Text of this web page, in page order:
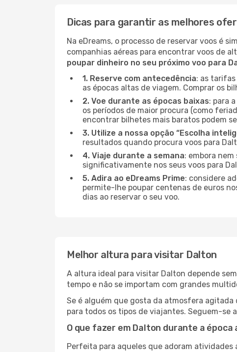
Dicas para garantir as melhores
Na eDreams, o processo de reservar voos é
companhias aéreas para encontrar voos de
poupar dinheiro no seu próximo voo para
1. Reserve com antecedência: as
as épocas altas de viagem. Comprar os
2. Voe durante as épocas baixas: para
os períodos de maior procura (como
encontrar bilhetes mais baratos podem
3. Utilize a nossa opção “Escolha
resultados quando procura voos para
4. Viaje durante a semana: embora
significativamente nos seus voos para
5. Adira ao eDreams Prime: considere
permite-lhe poupar centenas de euros
dias ao reservar o seu voo.
Melhor altura para visitar Dalton
A altura ideal para visitar Dalton depende
tempo e não se importam com grandes
Se é alguém que gosta da atmosfera
para todos os tipos de viajantes. Seguem-se
O que fazer em Dalton durante a época
Perfeita para aqueles que adoram atividades